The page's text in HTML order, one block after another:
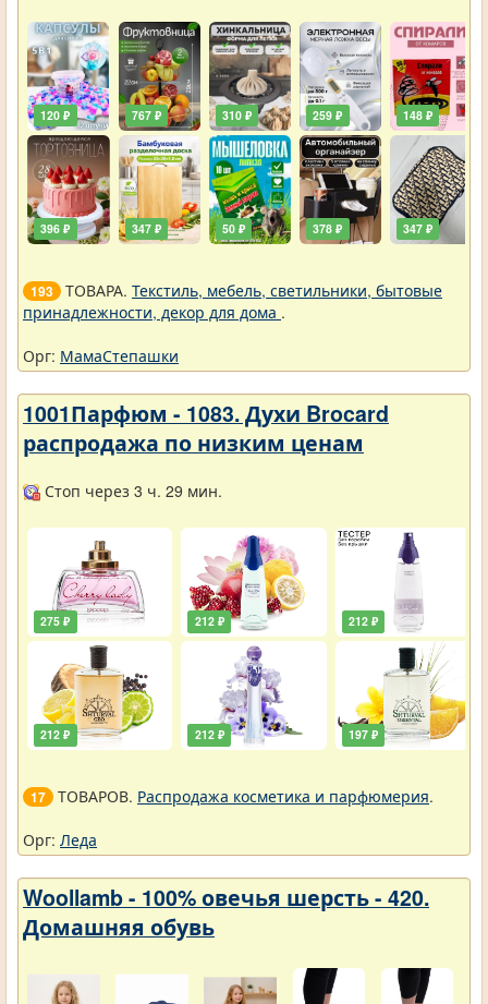
120 ₽
396 ₽
767 ₽
347 ₽
310 ₽
50 ₽
259 ₽
378 ₽
148 ₽
347 ₽
193 ТОВАРА. Текстиль, мебель, светильники, бытовые
принадлежности, декор для дома .
Орг: МамаСтепашки
1001Парфюм - 1083. Духи Brocard
распродажа по низким ценам
Стоп через 3 ч. 29 мин.
275 ₽
212 ₽
212 ₽
212 ₽
212 ₽
197 ₽
17 ТОВАРОВ. Распродажа косметика и парфюмерия.
Орг: Леда
Woollamb - 100% овечья шерсть - 420.
Домашняя обувь